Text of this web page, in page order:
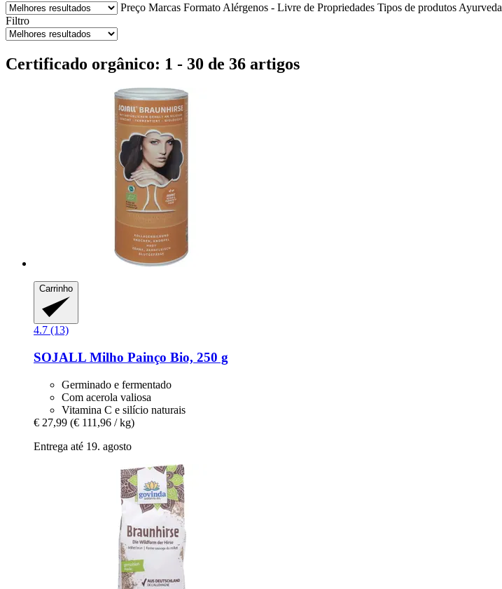
Preço Marcas Formato Alérgenos - Livre de Propriedades Tipos de produtos Ayurveda
Filtro
Certificado orgânico: 1 - 30 de 36 artigos
Carrinho
4.7 (13)
SOJALL Milho Painço Bio, 250 g
Germinado e fermentado
Com acerola valiosa
Vitamina C e silício naturais
€ 27,99 (€ 111,96 / kg)
Entrega até 19. agosto